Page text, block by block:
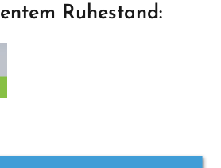
Ruhestand: